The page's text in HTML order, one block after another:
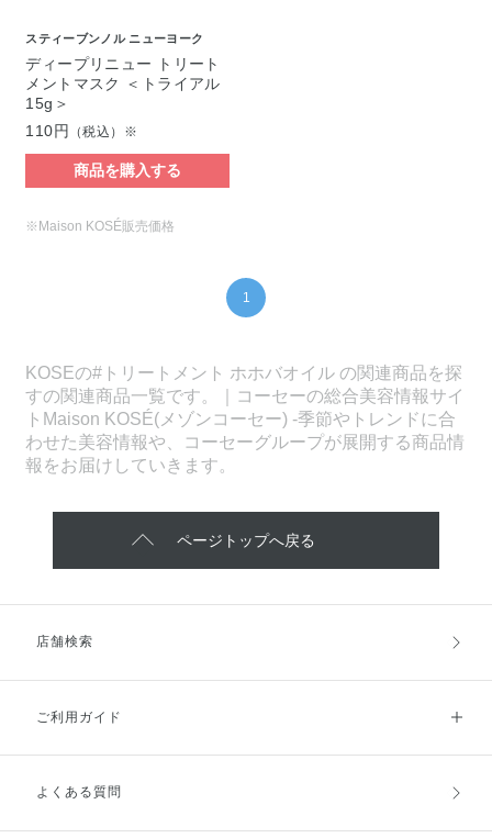
スティーブンノル ニューヨーク
ディープリニュー トリート
メントマスク ＜トライアル
15g＞
110円
（税込）※
商品を購入する
※Maison KOSÉ販売価格
1
KOSEの#トリートメント ホホバオイル の関連商品を探
すの関連商品一覧です。｜コーセーの総合美容情報サイ
トMaison KOSÉ(メゾンコーセー) -季節やトレンドに合
わせた美容情報や、コーセーグループが展開する商品情
報をお届けしていきます。
ページトップへ戻る
店舗検索
ご利用ガイド
ご利用ガイドトップ
よくある質問